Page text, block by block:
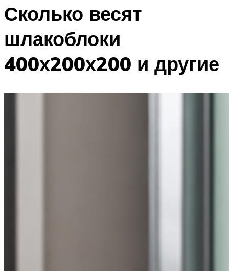
Сколько весят
шлакоблоки
400х200х200 и другие